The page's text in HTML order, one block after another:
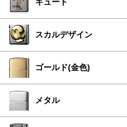
スカルデザイン
ゴールド(金色)
メタル